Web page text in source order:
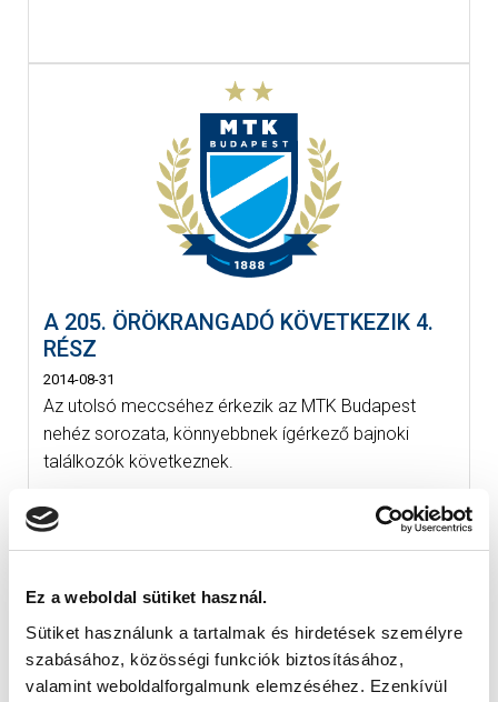
Ez a weboldal sütiket használ.
Sütiket használunk a tartalmak és hirdetések személyre
szabásához, közösségi funkciók biztosításához,
valamint weboldalforgalmunk elemzéséhez. Ezenkívül
A 205. ÖRÖKRANGADÓ KÖVETKEZIK 4.
RÉSZ
2014-08-31
Az utolsó meccséhez érkezik az MTK Budapest
nehéz sorozata, könnyebbnek ígérkező bajnoki
találkozók következnek.